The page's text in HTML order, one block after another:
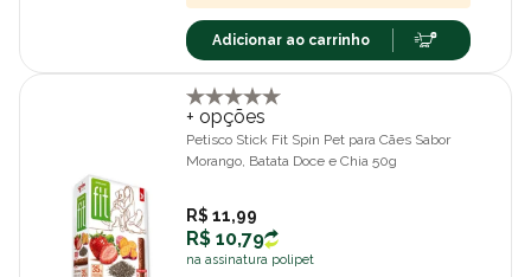
Adicionar ao carrinho
+ opções
Petisco Stick Fit Spin Pet para Cães Sabor
Morango, Batata Doce e Chia 50g
R$ 11,99
R$ 10,79
na assinatura polipet